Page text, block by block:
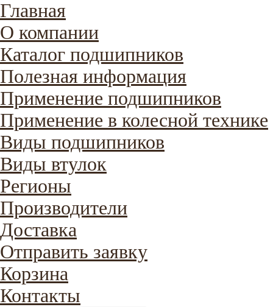
Главная
О компании
Каталог подшипников
Полезная информация
Применение подшипников
Применение в колесной технике
Виды подшипников
Виды втулок
Регионы
Производители
Доставка
Отправить заявку
Корзина
Контакты